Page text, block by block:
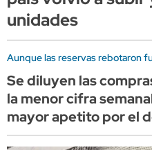
unidades
Aunque las reservas rebotaron
Se diluyen las
la menor cifra
mayor apetito por el